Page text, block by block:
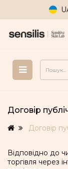
Договір
Договір
Відповідно до
торгівля через